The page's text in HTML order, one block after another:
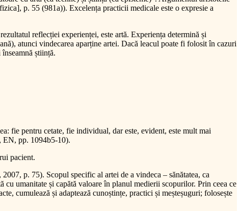
p. 55 (981a)). Excelența practicii medicale este o expresie a
reflecției experienței, este artă. Experiența determină și
atunci vindecarea aparține artei. Dacă leacul poate fi folosit în cazuri
știință.
fie pentru cetate, fie individual, dar este, evident, este mult mai
EN, pp. 1094b5-10).
pacient.
p. 75). Scopul specific al artei de a vindeca – sănătatea, ca
cu umanitate și capătă valoare în planul medierii scopurilor. Prin ceea ce
cumulează și adaptează cunoștințe, practici și meșteșuguri; folosește